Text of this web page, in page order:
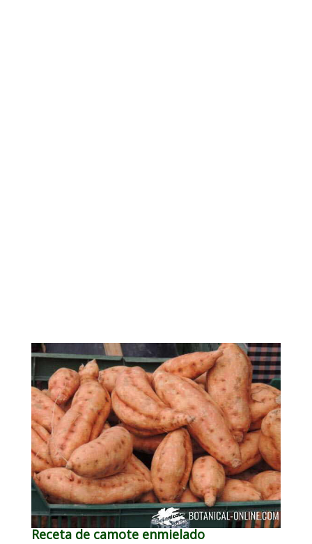
Receta de camote enmielado